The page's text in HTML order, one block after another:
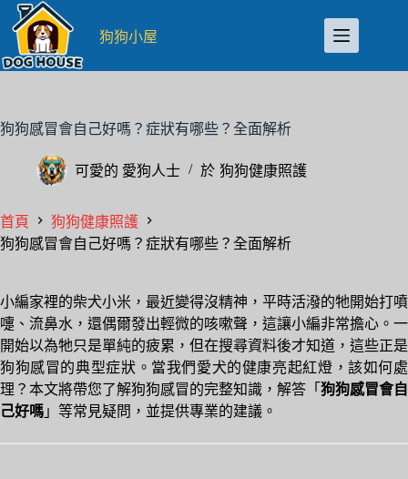
至
主
容
狗狗小屋
狗狗感冒會自己好嗎？症狀有哪些？全面解析
可愛的 愛狗人士 於 狗狗健康照護
首頁
狗狗健康照護
狗狗感冒會自己好嗎？症狀有哪些？全面解析
小編家裡的柴犬小米，最近變得沒精神，平時活潑的牠開始打噴
嚏、流鼻水，還偶爾發出輕微的咳嗽聲，這讓小編非常擔心。一
開始以為牠只是單純的疲累，但在搜尋資料後才知道，這些正是
狗狗感冒的典型症狀。當我們愛犬的健康亮起紅燈，該如何處
理？本文將帶您了解狗狗感冒的完整知識，解答「 狗狗感冒會自
己好嗎 」等常見疑問，並提供專業的建議。